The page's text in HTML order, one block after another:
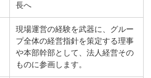
長へ
現場運営の経験を武器に、グルー
プ全体の経営指針を策定する理事
や本部幹部として、法人経営その
ものに参画します。